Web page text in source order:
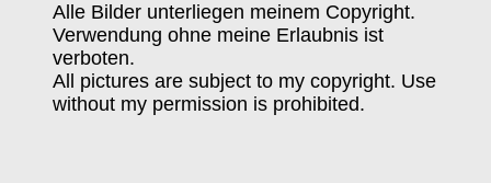
Alle Bilder unterliegen meinem Copyright.
Verwendung ohne meine Erlaubnis ist
verboten.
All pictures are subject to my copyright. Use
without my permission is prohibited.